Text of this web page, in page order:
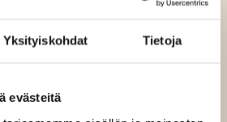
Yksityiskohdat Tietoja
evästeitä